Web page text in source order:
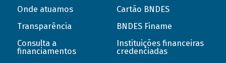
Onde atuamos
Transparência
Consulta a
financiamentos
Cartão BNDES
BNDES Finame
Instituições financeiras
credenciadas